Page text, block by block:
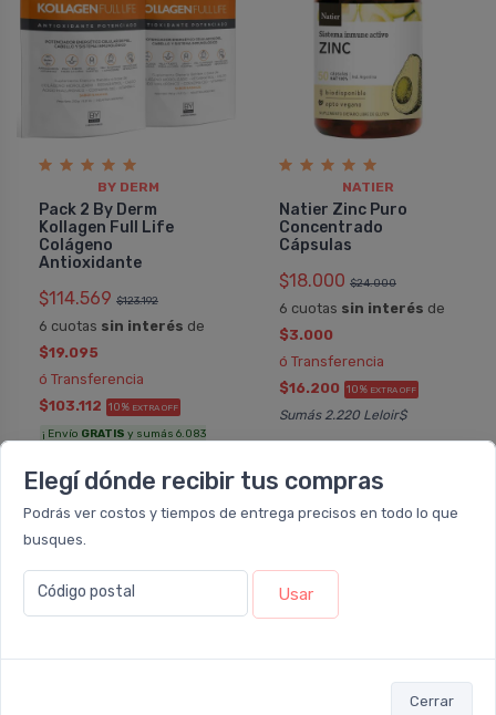
Elegí dónde recibir tus compras
Podrás ver costos y tiempos de entrega precisos en todo lo que
busques.
Código postal Usar
Cerrar
BY DERM
Pack 2 By Derm
Kollagen Full Life
Colágeno
Antioxidante
$114.569 $123.192
6 cuotas sin interés de
$19.095
ó Transferencia
$103.112 10% EXTRA OFF
¡ Envío GRATIS y sumás 6.083
Agregar
NATIER
Natier Zinc Puro
Concentrado
Cápsulas
$18.000 $24.000
6 cuotas sin interés de
$3.000
ó Transferencia
$16.200 10% EXTRA OFF
Sumás 2.220 Leloir$